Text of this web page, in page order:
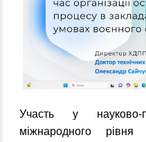
Участь у науково-
міжнародного